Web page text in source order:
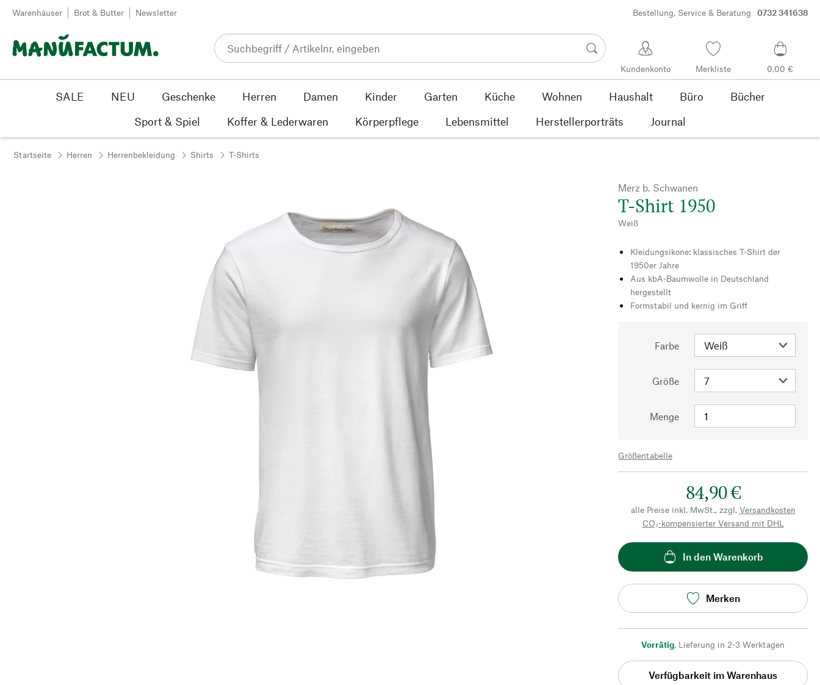
Zum Inhalt springen
Warenhäuser Brot & Butter Newsletter Bestellung, Service & Beratung 0732 341638
Kundenkonto Merkliste 0,00 €
SALE NEU Geschenke Herren Damen Kinder Garten Küche Wohnen Haushalt Büro
Bücher
Sport & Spiel
Koffer & Lederwaren Körperpflege Lebensmittel Herstellerporträts Journal
Startseite Herren Herrenbekleidung Shirts T-Shirts
Merz b. Schwanen
T-Shirt 1950
Weiß
Kleidungsikone: klassisches T-Shirt der
1950er Jahre
Aus kbA-Baumwolle in Deutschland
hergestellt
Formstabil und kernig im Griff
Farbe
Größe
Menge
Größentabelle
84,90 €
alle Preise inkl. MwSt., zzgl. Versandkosten
CO₂-kompensierter Versand mit DHL
In den Warenkorb
Merken
Vorrätig, Lieferung in 2-3 Werktagen
Verfügbarkeit im Warenhaus